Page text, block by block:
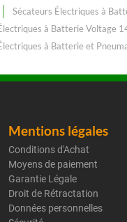
Sécateurs Électriques à
à Batterie Voltage
à Batterie et
Mentions légales
Conditions d'Achat
Moyens de paiement
Garantie Légale
Droit de Rétractation
Données personnelles